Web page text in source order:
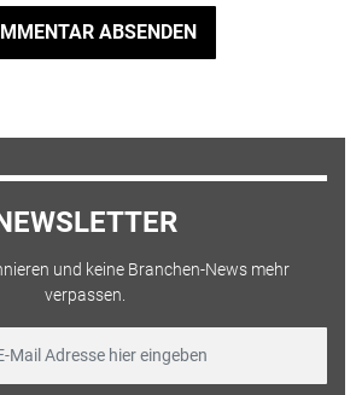
ABSENDEN
und keine Branchen-News mehr
verpassen.